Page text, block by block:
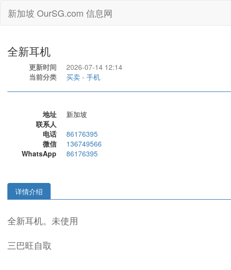
新加坡 OurSG.com 信息网
全新耳机
更新时间
2026-07-14 12:14
当前分类
买卖 - 手机
地址
新加坡
联系人
电话
86176395
微信
136749566
WhatsApp
86176395
详情介绍
全新耳机。未使用
三巴旺自取